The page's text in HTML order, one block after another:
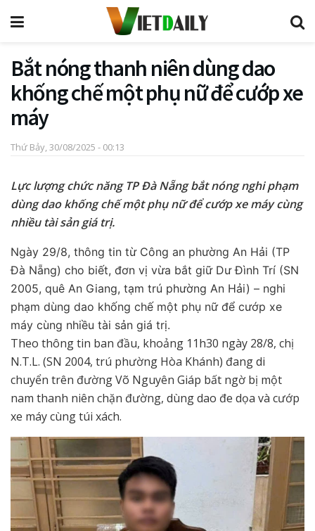
Bắt nóng thanh niên dùng dao
khống chế một phụ nữ để cướp xe
máy
Thứ Bảy, 30/08/2025 - 00:13
Lực lượng chức năng TP Đà Nẵng bắt nóng nghi phạm
dùng dao khống chế một phụ nữ để cướp xe máy cùng
nhiều tài sản giá trị.
Ngày 29/8, thông tin từ Công an phường An Hải (TP
Đà Nẵng) cho biết, đơn vị vừa bắt giữ Dư Đình Trí (SN
2005, quê An Giang, tạm trú phường An Hải) – nghi
phạm dùng dao khống chế một phụ nữ để cướp xe
máy cùng nhiều tài sản giá trị.
Theo thông tin ban đầu, khoảng 11h30 ngày 28/8, chị
N.T.L. (SN 2004, trú phường Hòa Khánh) đang di
chuyển trên đường Võ Nguyên Giáp bất ngờ bị một
nam thanh niên chặn đường, dùng dao đe dọa và cướp
xe máy cùng túi xách.